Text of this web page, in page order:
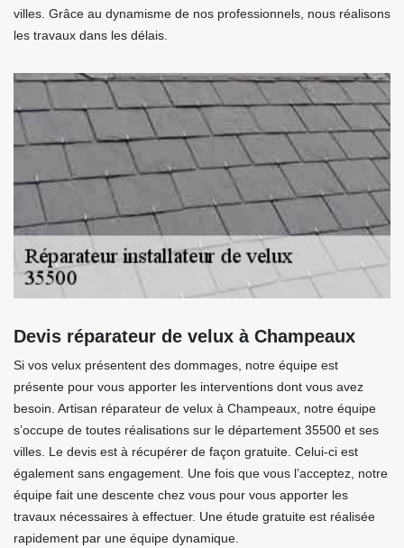
villes. Grâce au dynamisme de nos professionnels, nous réalisons
les travaux dans les délais.
Devis réparateur de velux à Champeaux
Si vos velux présentent des dommages, notre équipe est
présente pour vous apporter les interventions dont vous avez
besoin. Artisan réparateur de velux à Champeaux, notre équipe
s’occupe de toutes réalisations sur le département 35500 et ses
villes. Le devis est à récupérer de façon gratuite. Celui-ci est
également sans engagement. Une fois que vous l’acceptez, notre
équipe fait une descente chez vous pour vous apporter les
travaux nécessaires à effectuer. Une étude gratuite est réalisée
rapidement par une équipe dynamique.